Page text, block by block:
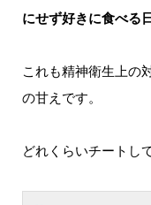
にせず好きに食べる日
これも精神衛生上の
の甘えです。
どれくらいチートし